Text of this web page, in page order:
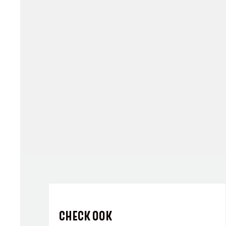
CHECK OOK